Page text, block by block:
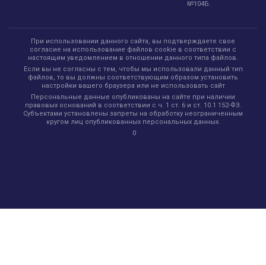
№104Б.
При использовании данного сайта, вы подтверждаете свое
согласие на использование файлов cookie в соответствии с
настоящим уведомлением в отношении данного типа файлов.
Если вы не согласны с тем, чтобы мы использовали данный тип
файлов, то вы должны соответствующим образом установить
настройки вашего браузера или не использовать сайт
Персональные данные опубликованы на сайте при наличии
правовых оснований в соответствии с ч. 1 ст. 6 и ст. 10.1 152-ФЗ.
Субъектами установлены запреты на обработку неограниченным
кругом лиц опубликованных персональных данных.
0